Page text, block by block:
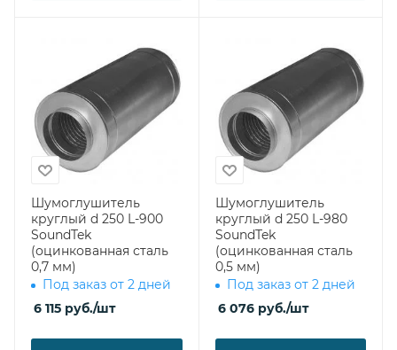
Шумоглушитель
круглый d 250 L-900
SoundTek
(оцинкованная сталь
0,7 мм)
Под заказ от 2 дней
6 115 руб./шт
Шумоглушитель
круглый d 250 L-980
SoundTek
(оцинкованная сталь
0,5 мм)
Под заказ от 2 дней
6 076руб./шт